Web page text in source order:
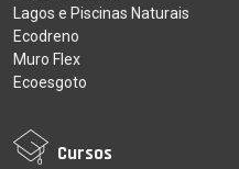
Lagos e Piscinas Naturais
Ecodreno
Muro Flex
Ecoesgoto
Cursos